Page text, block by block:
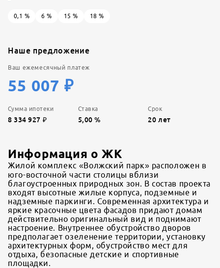
0,1 % 6 % 15 % 18 %
Наше предложение
Ваш ежемесячный платеж
55 007 ₽
Сумма ипотеки
8 334 927 ₽
Ставка
5,00 %
Срок
20 лет
Информация о ЖК
Жилой комплекс «Волжский парк» расположен в
юго-восточной части столицы вблизи
благоустроенных природных зон. В состав проекта
входят высотные жилые корпуса, подземные и
надземные паркинги. Современная архитектура и
яркие красочные цвета фасадов придают домам
действительно оригинальный вид и поднимают
настроение. Внутреннее обустройство дворов
предполагает озеленение территории, установку
архитектурных форм, обустройство мест для
отдыха, безопасные детские и спортивные
площадки.